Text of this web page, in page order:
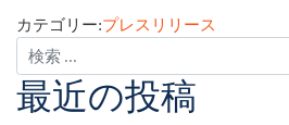
カテゴリー:プレスリリース
最近の投稿